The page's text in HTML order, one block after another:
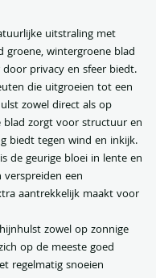
uitstraling met
groene, wintergroene blad
privacy en sfeer biedt.
die uitgroeien tot een
zowel direct als op
blad zorgt voor structuur en
biedt tegen wind en inkijk.
de geurige bloei in lente en
een
aantrekkelijk maakt voor
zowel op zonnige
op de meeste goed
regelmatig snoeien